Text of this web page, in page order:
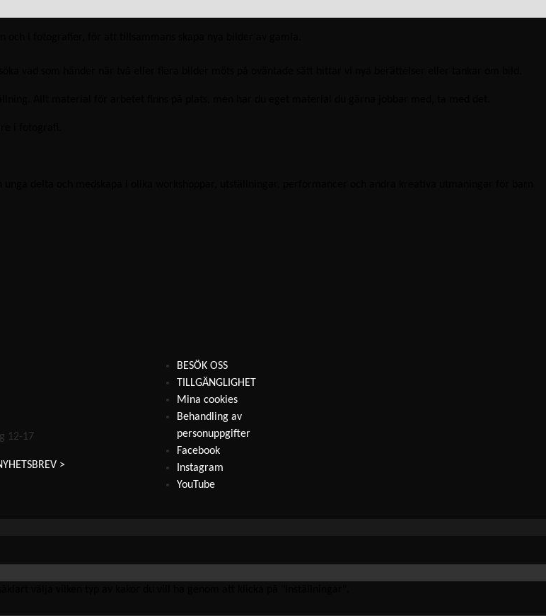
12-17
>
BESÖK OSS
TILLGÄNGLIGHET
Mina cookies
Behandling av
personuppgifter
Facebook
Instagram
YouTube